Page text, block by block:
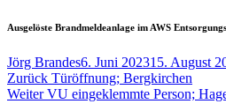
Ausgelöste Brandmeldeanlage im AWS
Autor
Jörg BrandesVeröffentlicht
am
6. Juni 202315. August
Beitragsnavigation
Zurück Vorheriger
Beitrag:
Türöffnung; Bergkirchen
Weiter Nächster
VU eingeklemmte Person;